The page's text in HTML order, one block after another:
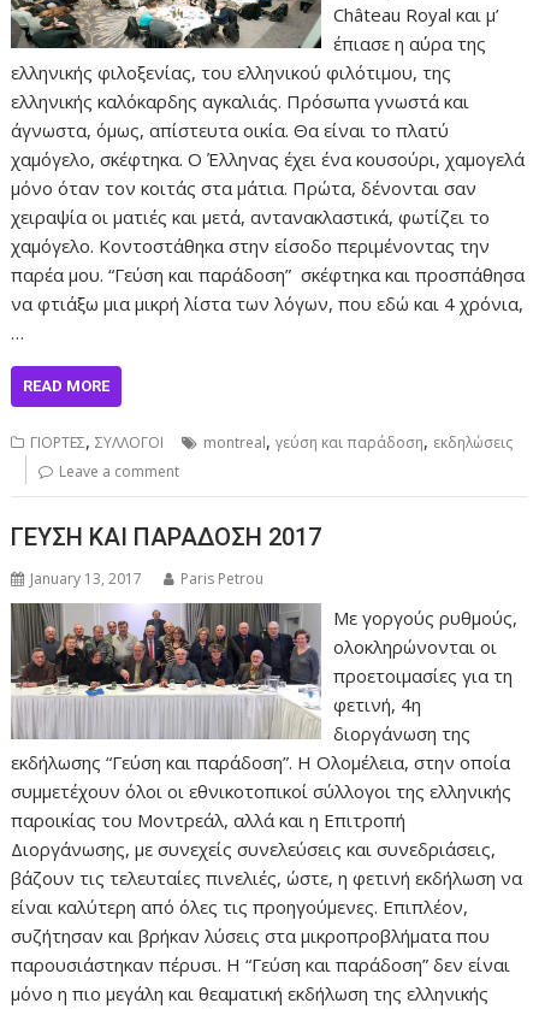
Château Royal και μ’
έπιασε η αύρα της
ελληνικής φιλοξενίας, του ελληνικού φιλότιμου, της
ελληνικής καλόκαρδης αγκαλιάς. Πρόσωπα γνωστά και
άγνωστα, όμως, απίστευτα οικία. Θα είναι το πλατύ
χαμόγελο, σκέφτηκα. Ο Έλληνας έχει ένα κουσούρι, χαμογελά
μόνο όταν τον κοιτάς στα μάτια. Πρώτα, δένονται σαν
χειραψία οι ματιές και μετά, αντανακλαστικά, φωτίζει το
χαμόγελο. Κοντοστάθηκα στην είσοδο περιμένοντας την
παρέα μου. “Γεύση και παράδοση” σκέφτηκα και προσπάθησα
να φτιάξω μια μικρή λίστα των λόγων, που εδώ και 4 χρόνια,
…
READ MORE
ΓΙΟΡΤΕΣ,ΣΥΛΛΟΓΟΙ montreal,γεύση και παράδοση, εκδηλώσεις
Leave a comment
ΓΕΥΣΗ ΚΑΙ ΠΑΡΑΔΟΣΗ 2017
January 13, 2017 Paris Petrou
Με γοργούς ρυθμούς,
ολοκληρώνονται οι
προετοιμασίες για τη
φετινή, 4η
διοργάνωση της
εκδήλωσης “Γεύση και παράδοση”. Η Ολομέλεια, στην οποία
συμμετέχουν όλοι οι εθνικοτοπικοί σύλλογοι της ελληνικής
παροικίας του Μοντρεάλ, αλλά και η Επιτροπή
Διοργάνωσης, με συνεχείς συνελεύσεις και συνεδριάσεις,
βάζουν τις τελευταίες πινελιές, ώστε, η φετινή εκδήλωση να
είναι καλύτερη από όλες τις προηγούμενες. Επιπλέον,
συζήτησαν και βρήκαν λύσεις στα μικροπροβλήματα που
παρουσιάστηκαν πέρυσι. Η “Γεύση και παράδοση” δεν είναι
μόνο η πιο μεγάλη και θεαματική εκδήλωση της ελληνικής